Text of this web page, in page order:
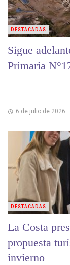
Sigue
Primaria
6 de julio de 2026
DESTACADAS
La Costa
propuesta
invierno
DESTACADAS